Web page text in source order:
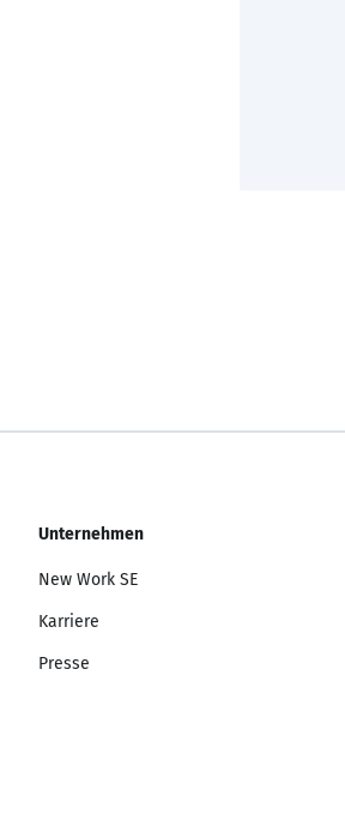
Unternehmen
New Work SE
Karriere
Presse